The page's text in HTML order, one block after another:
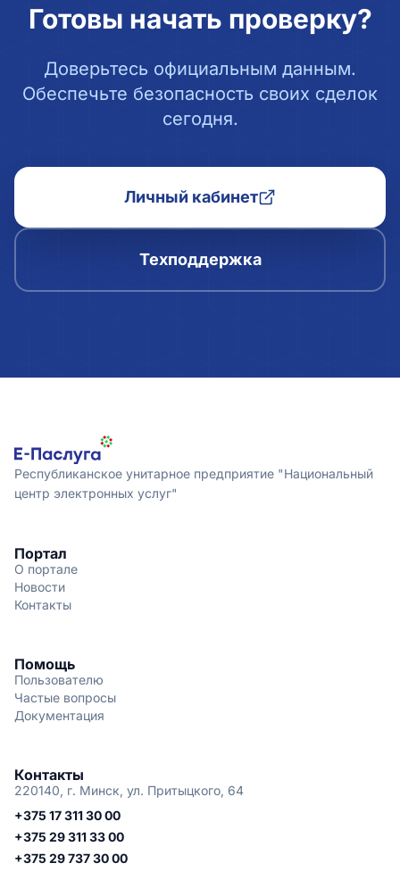
Готовы начать проверку?
Доверьтесь официальным данным.
Обеспечьте безопасность своих сделок
сегодня.
Личный кабинет
Техподдержка
Республиканское унитарное предприятие "Национальный
центр электронных услуг"
Портал
О портале
Новости
Контакты
Помощь
Пользователю
Частые вопросы
Документация
Контакты
220140, г. Минск, ул. Притыцкого, 64
+375 17 311 30 00
+375 29 311 33 00
+375 29 737 30 00